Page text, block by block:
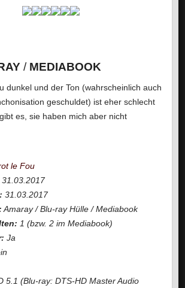
/ MEDIABOOK
dunkel und der Ton (wahrscheinlich auch
geschuldet) ist eher schlecht
es, sie haben mich aber nicht
le Fou
31.03.2017
31.03.2017
Amaray / Blu-ray Hülle / Mediabook
1 (bzw. 2 im Mediabook)
Ja
5.1 (Blu-ray: DTS-HD Master Audio